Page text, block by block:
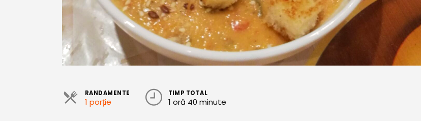
RANDAMENTE
1 porție
TIMP TOTAL
1 oră 40 minute